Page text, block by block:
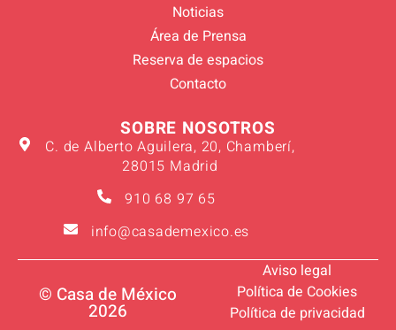
Noticias
Área de Prensa
Reserva de espacios
Contacto
SOBRE NOSOTROS
C. de Alberto Aguilera, 20, Chamberí,
28015 Madrid
910 68 97 65
info@casademexico.es
© Casa de México
2026
Aviso legal
Política de Cookies
Política de privacidad